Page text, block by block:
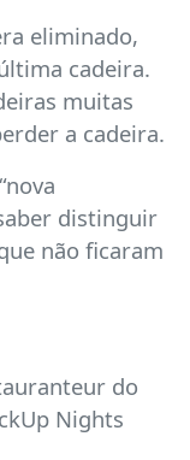
eliminado,
cadeira.
muitas
a cadeira.
distinguir
não ficaram
do
Nights